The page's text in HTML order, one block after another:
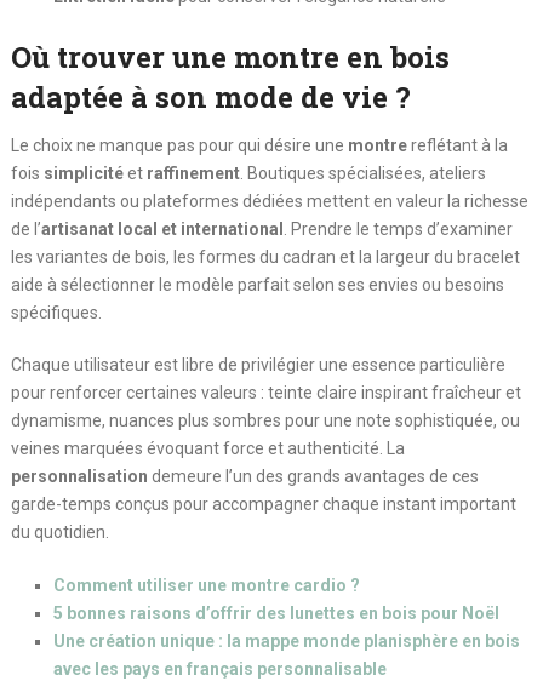
Où trouver une montre en bois
adaptée à son mode de vie ?
Le choix ne manque pas pour qui désire une montrereflétant à la
fois simplicitéet raffinement. Boutiques spécialisées, ateliers
indépendants ou plateformes dédiées mettent en valeur la richesse
de l’artisanat local et international . Prendre le temps d’examiner
les variantes de bois, les formes du cadran et la largeur du bracelet
aide à sélectionner le modèle parfait selon ses envies ou besoins
spécifiques.
Chaque utilisateur est libre de privilégier une essence particulière
pour renforcer certaines valeurs : teinte claire inspirant fraîcheur et
dynamisme, nuances plus sombres pour une note sophistiquée, ou
veines marquées évoquant force et authenticité. La
personnalisation demeure l’un des grands avantages de ces
garde-temps conçus pour accompagner chaque instant important
du quotidien.
Comment utiliser une montre cardio ?
5 bonnes raisons d’offrir des lunettes en bois pour Noël
Une création unique : la mappe monde planisphère en bois
avec les pays en français personnalisable